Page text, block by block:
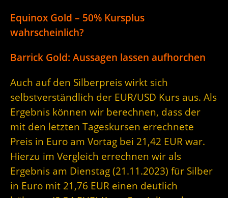
Equinox Gold – 50% Kursplus
wahrscheinlich?
Barrick Gold: Aussagen lassen aufhorchen
Auch auf den Silberpreis wirkt sich
selbstverständlich der EUR/USD Kurs aus. Als
Ergebnis können wir berechnen, dass der
mit den letzten Tageskursen errechnete
Preis in Euro am Vortag bei 21,42 EUR war.
Hierzu im Vergleich errechnen wir als
Ergebnis am Dienstag (21.11.2023) für Silber
in Euro mit 21,76 EUR einen deutlich